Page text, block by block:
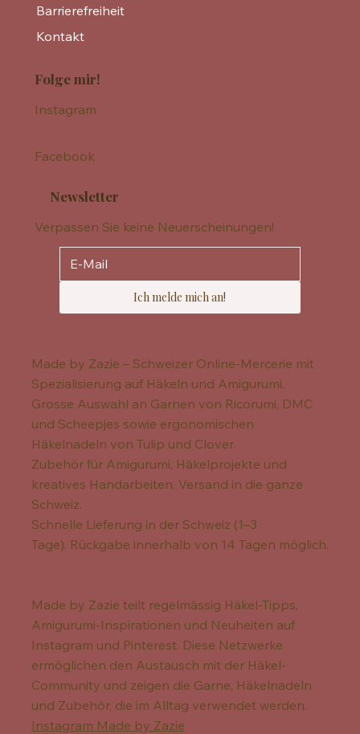
Barrierefreiheit
Kontakt
Folge mir!
Instagram
Facebook
Newsletter
Verpassen Sie keine Neuerscheinungen!
Ich melde mich an!
Made by Zazie – Schweizer Online-Mercerie mit
Spezialisierung auf Häkeln und Amigurumi.
Grosse Auswahl an Garnen von Ricorumi, DMC
und Scheepjes sowie ergonomischen
Häkelnadeln von Tulip und Clover.
Zubehör für Amigurumi, Häkelprojekte und
kreatives Handarbeiten. Versand in die ganze
Schweiz.
Schnelle Lieferung in der Schweiz (1–3
Tage). Rückgabe innerhalb von 14 Tagen möglich.
Made by Zazie teilt regelmässig Häkel-Tipps,
Amigurumi-Inspirationen und Neuheiten auf
Instagram und Pinterest. Diese Netzwerke
ermöglichen den Austausch mit der Häkel-
Community und zeigen die Garne, Häkelnadeln
und Zubehör, die im Alltag verwendet werden.
Instagram Made by Zazie